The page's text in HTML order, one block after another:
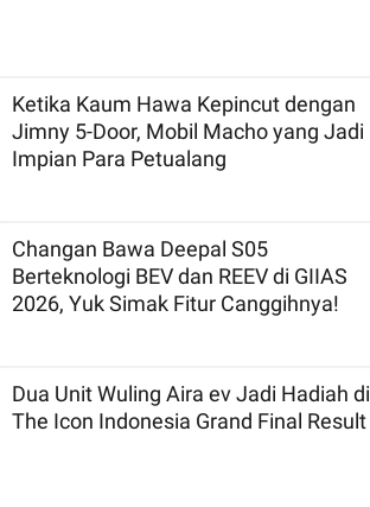
Ketika Kaum Hawa Kepincut dengan
Jimny 5-Door, Mobil Macho yang Jadi
Impian Para Petualang
Changan Bawa Deepal S05
Berteknologi BEV dan REEV di GIIAS
2026, Yuk Simak Fitur Canggihnya!
Dua Unit Wuling Aira ev Jadi Hadiah di
The Icon Indonesia Grand Final Result